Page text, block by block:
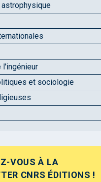
l'ingénieur
et sociologie
VOUS À LA
CNRS ÉDITIONS !